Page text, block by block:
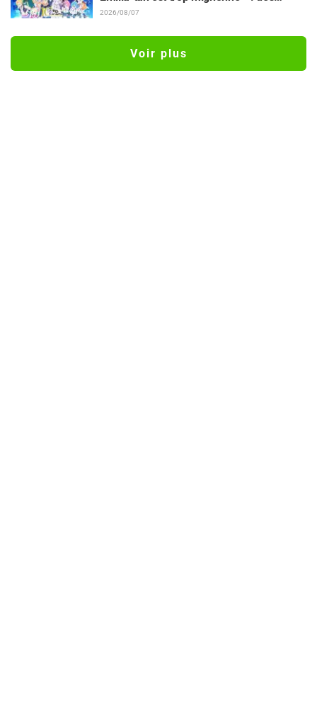
réactions enthousiastes après la
ans de l'anime « Re:Zero - Starting Life in
Another World »
2026/08/07
Voir plus